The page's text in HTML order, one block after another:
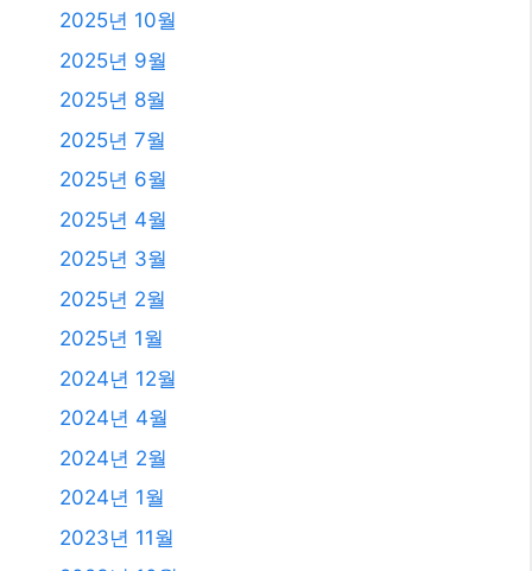
2025년 10월
2025년 9월
2025년 8월
2025년 7월
2025년 6월
2025년 4월
2025년 3월
2025년 2월
2025년 1월
2024년 12월
2024년 4월
2024년 2월
2024년 1월
2023년 11월